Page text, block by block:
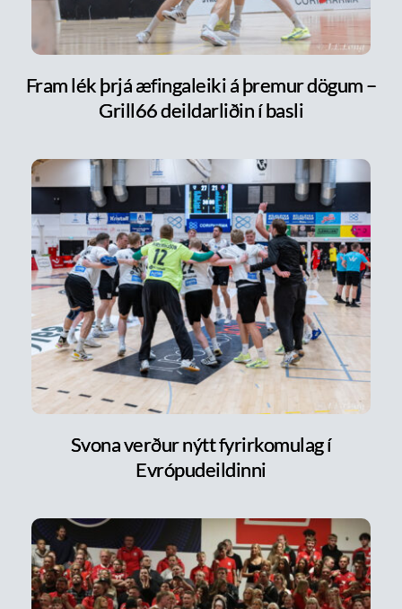
Fram lék þrjá æfingaleiki á þremur dögum –
Grill66 deildarliðin í basli
Svona verður nýtt fyrirkomulag í
Evrópudeildinni